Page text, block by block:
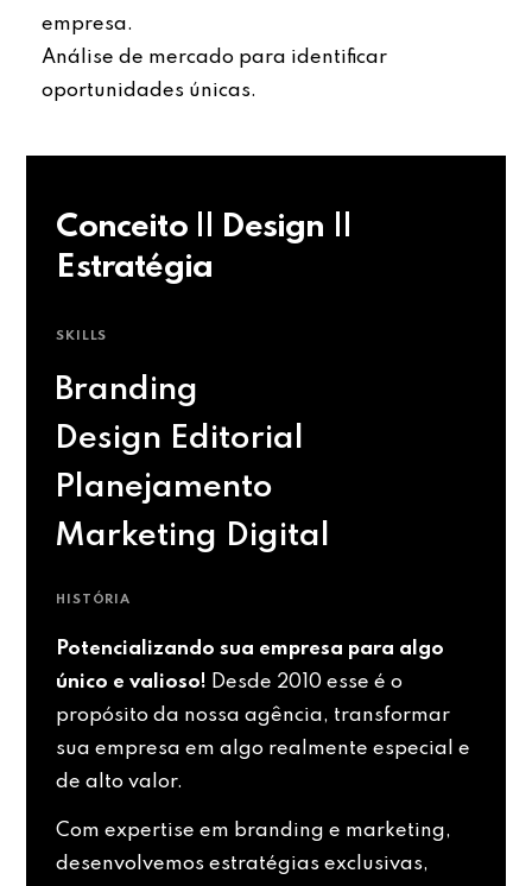
empresa.
Análise de mercado para identificar
oportunidades únicas.
Conceito || Design ||
Estratégia
SKILLS
Branding
Design Editorial
Planejamento
Marketing Digital
HISTÓRIA
Potencializando sua empresa para algo
único e valioso! Desde 2010 esse é o
propósito da nossa agência, transformar
sua empresa em algo realmente especial e
de alto valor.
Com expertise em branding e marketing,
desenvolvemos estratégias exclusivas,